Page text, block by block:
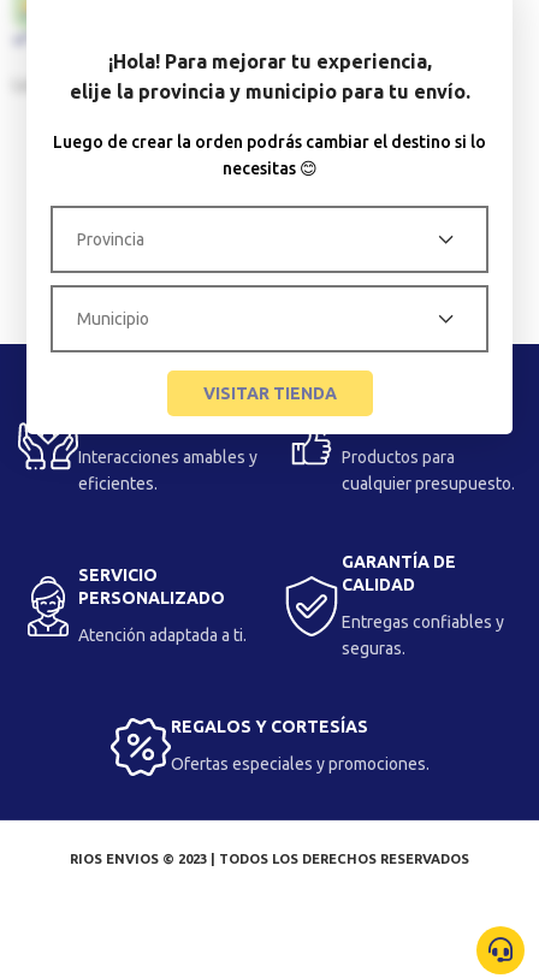
La Habana
144.20
MEJORADA
Interacciones amables y
eficientes.
TODOS
Productos para
cualquier presupuesto.
SERVICIO
PERSONALIZADO
Atención adaptada a ti.
GARANTÍA DE
CALIDAD
Entregas confiables y
seguras.
REGALOS Y CORTESÍAS
Ofertas especiales y promociones.
RIOS ENVIOS © 2023 | TODOS LOS DERECHOS RESERVADOS
¡Hola! Para mejorar tu experiencia,
elije la provincia y municipio para tu envío.
Luego de crear la orden podrás cambiar el destino si lo
necesitas 😊
VISITAR TIENDA